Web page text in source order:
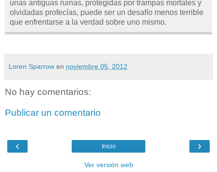
unas antiguas ruinas, protegidas por trampas mortales y
olvidadas profecías, puede ser un desafío menos terrible
que enfrentarse a la verdad sobre uno mismo.
Loren Sparrow en noviembre 05, 2012
No hay comentarios:
Publicar un comentario
‹ ›
Inicio
Ver versión web